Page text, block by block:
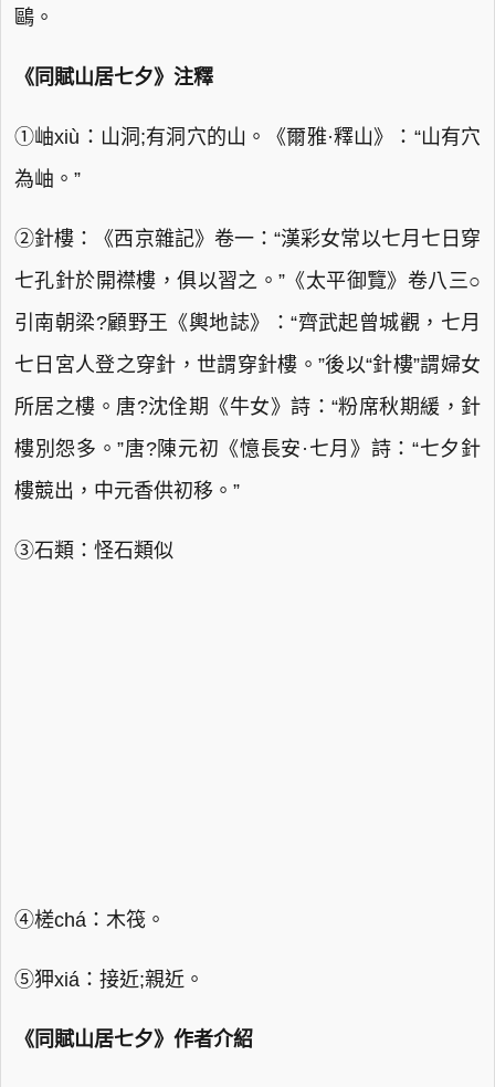
鷗。
《同賦山居七夕》注釋
①岫xiù：山洞;有洞穴的山。《爾雅·釋山》：“山有穴
為岫。”
②針樓：《西京雜記》卷一：“漢彩女常以七月七日穿
七孔針於開襟樓，俱以習之。”《太平御覽》卷八三○
引南朝梁?顧野王《輿地誌》：“齊武起曾城觀，七月
七日宮人登之穿針，世謂穿針樓。”後以“針樓”謂婦女
所居之樓。唐?沈佺期《牛女》詩：“粉席秋期緩，針
樓別怨多。”唐?陳元初《憶長安·七月》詩：“七夕針
樓競出，中元香供初移。”
③石類：怪石類似
④槎chá：木筏。
⑤狎xiá：接近;親近。
《同賦山居七夕》作者介紹